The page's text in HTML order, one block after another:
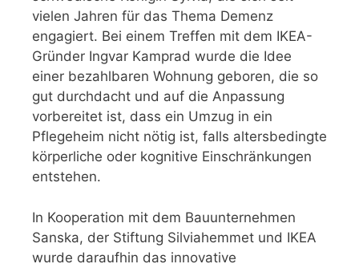
vielen Jahren für das Thema Demenz
engagiert. Bei einem Treffen mit dem IKEA-
Gründer Ingvar Kamprad wurde die Idee
einer bezahlbaren Wohnung geboren, die so
gut durchdacht und auf die Anpassung
vorbereitet ist, dass ein Umzug in ein
Pflegeheim nicht nötig ist, falls altersbedingte
körperliche oder kognitive Einschränkungen
entstehen.
In Kooperation mit dem Bauunternehmen
Sanska, der Stiftung Silviahemmet und IKEA
wurde daraufhin das innovative